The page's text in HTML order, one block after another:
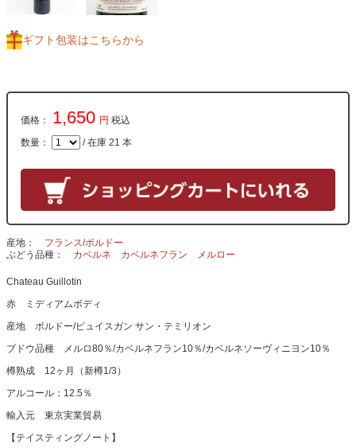
ギフト包装はこちらから
価格： 1,650 円 税込
数量： / 在庫 21 本
産地
フランス/ボルドー
ぶどう品種
カベルネ カベルネフラン メルロー
Chateau Guillotin
赤 ミディアムボディ
産地 ボルドー/ピュイスガン サン・テミリオン
ブドウ品種 メルロ80％/カベルネフラン10％/カベルネソーヴィニヨン10％
樽熟成 12ヶ月（新樽1/3）
アルコール：12.5％
輸入元 東京実業貿易
【テイスティングノート】